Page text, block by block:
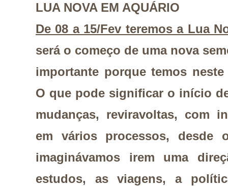
LUA NOVA EM AQUÁRIO
De 08 a 15/Fev teremos a Lua
será o começo de uma nova
importante porque temos
O que pode significar o início
mudanças, reviravoltas, com
em vários processos, desde
imaginávamos irem uma
estudos, as viagens, a